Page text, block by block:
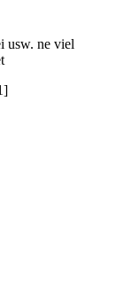
usw. ne viel